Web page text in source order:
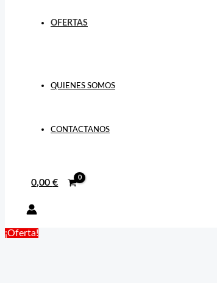
OFERTAS
QUIENES SOMOS
CONTACTANOS
0,00€
¡Oferta!